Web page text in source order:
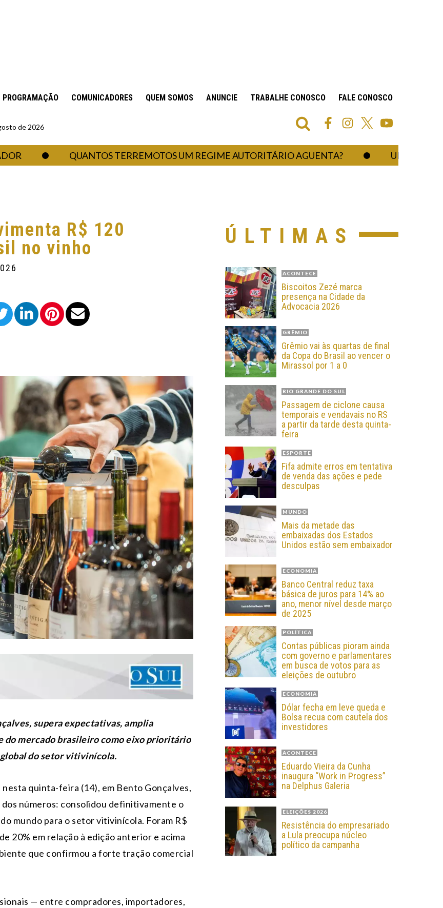
PROGRAMAÇÃO COMUNICADORES QUEM SOMOS ANUNCIE TRABALHE CONOSCO FALE CONOSCO
de 2026
QUANTOS TERREMOTOS UM REGIME AUTORITÁRIO AGUENTA? UM HOSPITAL
R$ 120
no vinho
supera expectativas, amplia
do mercado brasileiro como eixo prioritário
do setor vitivinícola.
quinta-feira (14), em Bento Gonçalves,
dos números: consolidou definitivamente o
mundo para o setor vitivinícola. Foram R$
20% em relação à edição anterior e acima
que confirmou a forte tração comercial
— entre compradores, importadores,
ÚLTIMAS
ACONTECE
Biscoitos Zezé marca
presença na Cidade da
Advocacia 2026
GRÊMIO
Grêmio vai às quartas de final
da Copa do Brasil ao vencer o
Mirassol por 1 a 0
RIO GRANDE DO SUL
Passagem de ciclone causa
temporais e vendavais no RS
a partir da tarde desta quinta-
feira
ESPORTE
Fifa admite erros em tentativa
de venda das ações e pede
desculpas
MUNDO
Mais da metade das
embaixadas dos Estados
Unidos estão sem embaixador
ECONOMIA
Banco Central reduz taxa
básica de juros para 14% ao
ano, menor nível desde março
de 2025
POLÍTICA
Contas públicas pioram ainda
com governo e parlamentares
em busca de votos para as
eleições de outubro
ECONOMIA
Dólar fecha em leve queda e
Bolsa recua com cautela dos
investidores
ACONTECE
Eduardo Vieira da Cunha
inaugura “Work in Progress”
na Delphus Galeria
ELEIÇÕES 2026
Resistência do empresariado
a Lula preocupa núcleo
político da campanha